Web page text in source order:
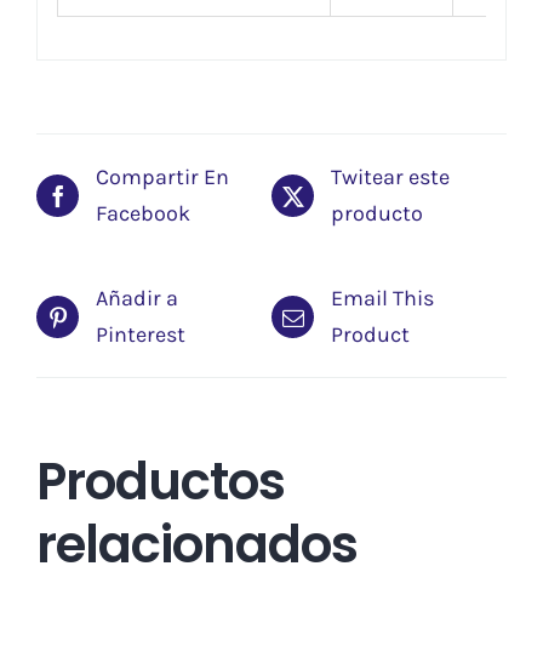
Compartir En
Facebook
Twitear este
producto
Añadir a
Pinterest
Email This
Product
Productos
relacionados